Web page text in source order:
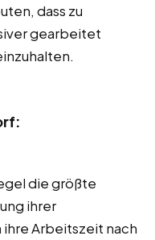
dass zu
gearbeitet
die größte
ihrer
Arbeitszeit nach